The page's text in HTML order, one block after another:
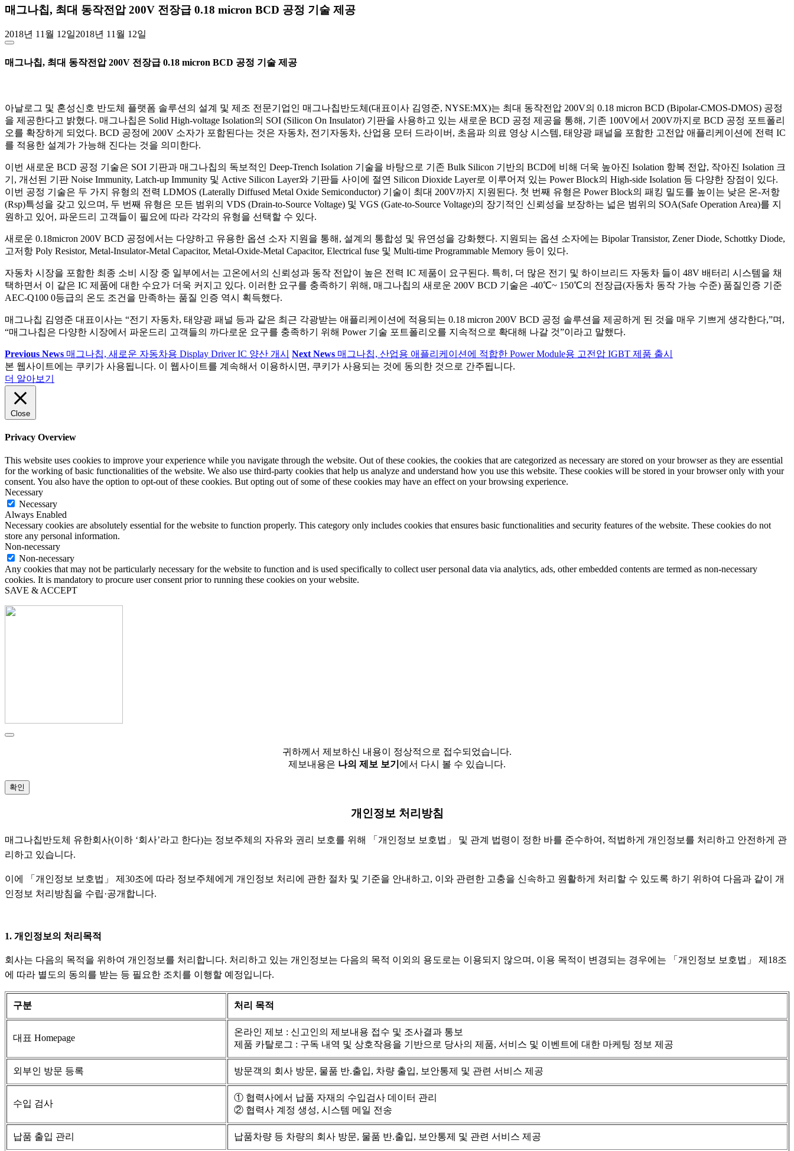
매그나칩, 최대 동작전압 200V 전장급 0.18 micron BCD 공정 기술 제공
2018년 11월 12일2018년 11월 12일
매그나칩, 최대 동작전압 200V 전장급 0.18 micron BCD 공정 기술 제공
아날로그 및 혼성신호 반도체 플랫폼 솔루션의 설계 및 제조 전문기업인 매그나칩반도체(대표이사 김영준, NYSE:MX)는 최대 동작전압 200V의 0.18 micron BCD (Bipolar-CMOS-DMOS) 공정
을 제공한다고 밝혔다. 매그나칩은 Solid High-voltage Isolation의 SOI (Silicon On Insulator) 기판을 사용하고 있는 새로운 BCD 공정 제공을 통해, 기존 100V에서 200V까지로 BCD 공정 포트폴리
오를 확장하게 되었다. BCD 공정에 200V 소자가 포함된다는 것은 자동차, 전기자동차, 산업용 모터 드라이버, 초음파 의료 영상 시스템, 태양광 패널을 포함한 고전압 애플리케이션에 전력 IC
를 적용한 설계가 가능해 진다는 것을 의미한다.
이번 새로운 BCD 공정 기술은 SOI 기판과 매그나칩의 독보적인 Deep-Trench Isolation 기술을 바탕으로 기존 Bulk Silicon 기반의 BCD에 비해 더욱 높아진 Isolation 항복 전압, 작아진 Isolation 크
기, 개선된 기판 Noise Immunity, Latch-up Immunity 및 Active Silicon Layer와 기판들 사이에 절연 Silicon Dioxide Layer로 이루어져 있는 Power Block의 High-side Isolation 등 다양한 장점이 있다.
이번 공정 기술은 두 가지 유형의 전력 LDMOS (Laterally Diffused Metal Oxide Semiconductor) 기술이 최대 200V까지 지원된다. 첫 번째 유형은 Power Block의 패킹 밀도를 높이는 낮은 온-저항
(Rsp)특성을 갖고 있으며, 두 번째 유형은 모든 범위의 VDS (Drain-to-Source Voltage) 및 VGS (Gate-to-Source Voltage)의 장기적인 신뢰성을 보장하는 넓은 범위의 SOA(Safe Operation Area)를 지
원하고 있어, 파운드리 고객들이 필요에 따라 각각의 유형을 선택할 수 있다.
새로운 0.18micron 200V BCD 공정에서는 다양하고 유용한 옵션 소자 지원을 통해, 설계의 통합성 및 유연성을 강화했다. 지원되는 옵션 소자에는 Bipolar Transistor, Zener Diode, Schottky Diode,
고저항 Poly Resistor, Metal-Insulator-Metal Capacitor, Metal-Oxide-Metal Capacitor, Electrical fuse 및 Multi-time Programmable Memory 등이 있다.
자동차 시장을 포함한 최종 소비 시장 중 일부에서는 고온에서의 신뢰성과 동작 전압이 높은 전력 IC 제품이 요구된다. 특히, 더 많은 전기 및 하이브리드 자동차 들이 48V 배터리 시스템을 채
택하면서 이 같은 IC 제품에 대한 수요가 더욱 커지고 있다. 이러한 요구를 충족하기 위해, 매그나칩의 새로운 200V BCD 기술은 -40℃~ 150℃의 전장급(자동차 동작 가능 수준) 품질인증 기준
AEC-Q100 0등급의 온도 조건을 만족하는 품질 인증 역시 획득했다.
매그나칩 김영준 대표이사는 “전기 자동차, 태양광 패널 등과 같은 최근 각광받는 애플리케이션에 적용되는 0.18 micron 200V BCD 공정 솔루션을 제공하게 된 것을 매우 기쁘게 생각한다,”며,
“매그나칩은 다양한 시장에서 파운드리 고객들의 까다로운 요구를 충족하기 위해 Power 기술 포트폴리오를 지속적으로 확대해 나갈 것”이라고 말했다.
Previous News 매그나칩, 새로운 자동차용 Display Driver IC 양산 개시 Next News 매그나칩, 산업용 애플리케이션에 적합한 Power Module용 고전압 IGBT 제품 출시
본 웹사이트에는 쿠키가 사용됩니다. 이 웹사이트를 계속해서 이용하시면, 쿠키가 사용되는 것에 동의한 것으로 간주됩니다.
더 알아보기
Close
Privacy Overview
This website uses cookies to improve your experience while you navigate through the website. Out of these cookies, the cookies that are categorized as necessary are stored on your browser as they are essential
for the working of basic functionalities of the website. We also use third-party cookies that help us analyze and understand how you use this website. These cookies will be stored in your browser only with your
consent. You also have the option to opt-out of these cookies. But opting out of some of these cookies may have an effect on your browsing experience.
Necessary
Necessary
Always Enabled
Necessary cookies are absolutely essential for the website to function properly. This category only includes cookies that ensures basic functionalities and security features of the website. These cookies do not
store any personal information.
Non-necessary
Non-necessary
Any cookies that may not be particularly necessary for the website to function and is used specifically to collect user personal data via analytics, ads, other embedded contents are termed as non-necessary
cookies. It is mandatory to procure user consent prior to running these cookies on your website.
SAVE & ACCEPT
귀하께서 제보하신 내용이 정상적으로 접수되었습니다.
제보내용은 나의 제보 보기 에서 다시 볼 수 있습니다.
확인
개인정보 처리방침
매그나칩반도체 유한회사(이하 ‘회사’라고 한다)는 정보주체의 자유와 권리 보호를 위해 「개인정보 보호법」 및 관계 법령이 정한 바를 준수하여, 적법하게 개인정보를 처리하고 안전하게 관
리하고 있습니다.
이에 「개인정보 보호법」 제30조에 따라 정보주체에게 개인정보 처리에 관한 절차 및 기준을 안내하고, 이와 관련한 고충을 신속하고 원활하게 처리할 수 있도록 하기 위하여 다음과 같이 개
인정보 처리방침을 수립·공개합니다.
1. 개인정보의 처리목적
회사는 다음의 목적을 위하여 개인정보를 처리합니다. 처리하고 있는 개인정보는 다음의 목적 이외의 용도로는 이용되지 않으며, 이용 목적이 변경되는 경우에는 「개인정보 보호법」 제18조
에 따라 별도의 동의를 받는 등 필요한 조치를 이행할 예정입니다.
구분 처리 목적
대표 Homepage
온라인 제보 : 신고인의 제보내용 접수 및 조사결과 통보
제품 카탈로그 : 구독 내역 및 상호작용을 기반으로 당사의 제품, 서비스 및 이벤트에 대한 마케팅 정보 제공
외부인 방문 등록 방문객의 회사 방문, 물품 반.출입, 차량 출입, 보안통제 및 관련 서비스 제공
수입 검사
① 협력사에서 납품 자재의 수입검사 데이터 관리
② 협력사 계정 생성, 시스템 메일 전송
납품 출입 관리 납품차량 등 차량의 회사 방문, 물품 반.출입, 보안통제 및 관련 서비스 제공